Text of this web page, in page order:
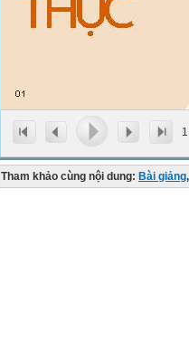
1
Tham khảo cùng nội dung: Bài giảng,